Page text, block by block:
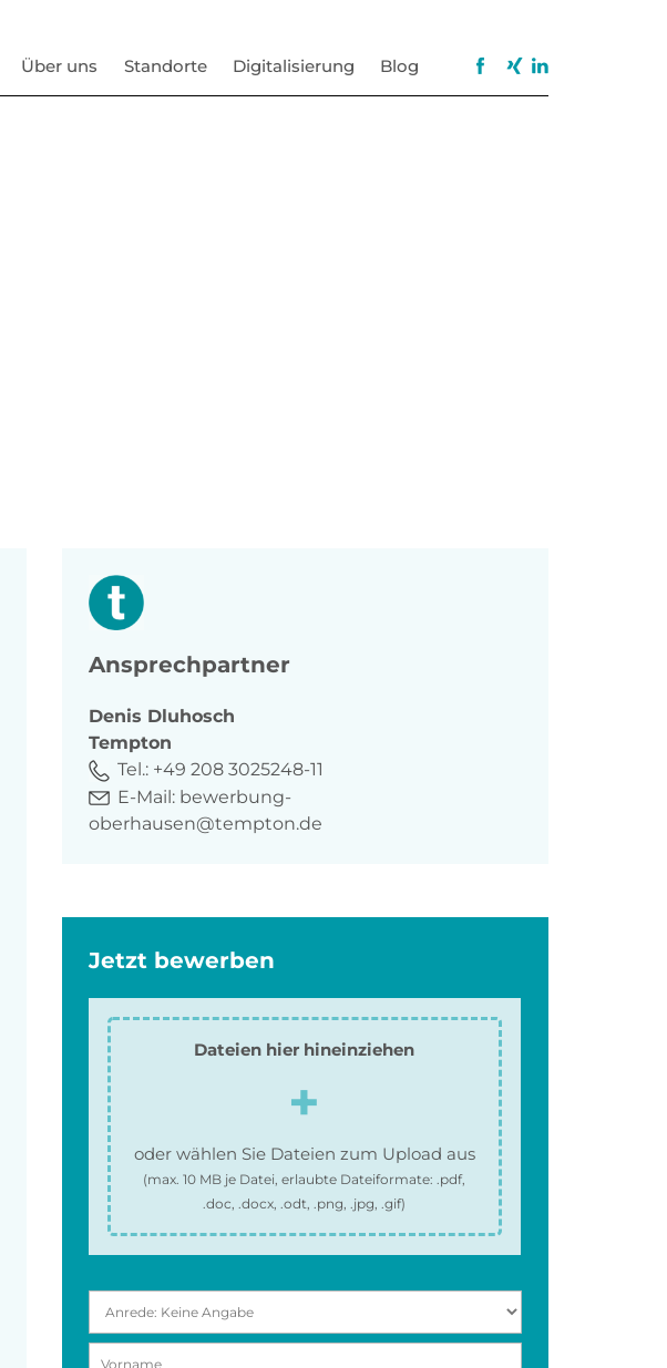
Über uns Standorte Digitalisierung Blog
Ansprechpartner
Denis Dluhosch
Tempton
Tel.: +49 208 3025248-11
E-Mail: bewerbung-
oberhausen@tempton.de
Jetzt bewerben
Dateien hier hineinziehen
oder wählen Sie Dateien zum Upload aus
(max.10 MB je Datei, erlaubte Dateiformate:.pdf,
.doc, .docx, .odt, .png, .jpg, .gif)